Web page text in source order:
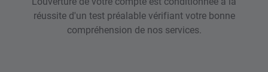
réussite d'un test préalable vérifiant votre bonne
compréhension de nos services.